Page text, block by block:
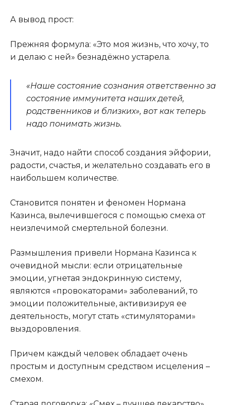
А вывод прост:
Прежняя формула: «Это моя жизнь, что хочу, то
и делаю с ней» безнадёжно устарела.
«Наше состояние сознания ответственно за
состояние иммунитета наших детей,
родственников и близких», вот как теперь
надо понимать жизнь.
Значит, надо найти способ создания эйфории,
радости, счастья, и желательно создавать его в
наибольшем количестве.
Становится понятен и феномен Нормана
Казинса, вылечившегося с помощью смеха от
неизлечимой смертельной болезни.
Размышления привели Нормана Казинса к
очевидной мысли: если отрицательные
эмоции, угнетая эндокринную систему,
являются «провокаторами» заболеваний, то
эмоции положительные, активизируя ее
деятельность, могут стать «стимуляторами»
выздоровления.
Причем каждый человек обладает очень
простым и доступным средством исцеления –
смехом.